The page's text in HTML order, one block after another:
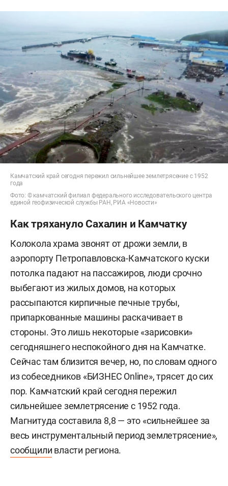
Камчатский край сегодня пережил сильнейшее землетрясение с 1952
года
Фото: © камчатский филиал федерального исследовательского центра
единой геофизической службы РАН, РИА «Новости»
Как тряхануло Сахалин и Камчатку
Колокола храма звонят от дрожи земли, в
аэропорту Петропавловска-Камчатского куски
потолка падают на пассажиров, люди срочно
выбегают из жилых домов, на которых
рассыпаются кирпичные печные трубы,
припаркованные машины раскачивает в
стороны. Это лишь некоторые «зарисовки»
сегодняшнего неспокойного дня на Камчатке.
Сейчас там близится вечер, но, по словам одного
из собеседников «БИЗНЕС Online», трясет до сих
пор. Камчатский край сегодня пережил
сильнейшее землетрясение с 1952 года.
Магнитуда составила 8,8 — это «сильнейшее за
весь инструментальный период землетрясение»,
сообщили власти региона.